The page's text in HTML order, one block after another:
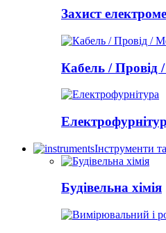
Захист
Кабель / Провід
Інструменти
Будівельна хімія